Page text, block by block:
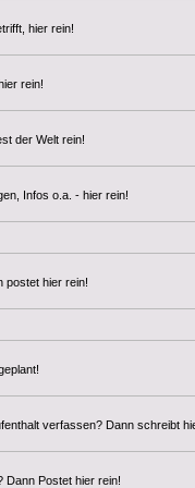
hier rein!
rein!
der Welt rein!
Infos o.a. - hier rein!
postet hier rein!
verfassen? Dann schreibt
Dann Postet hier rein!